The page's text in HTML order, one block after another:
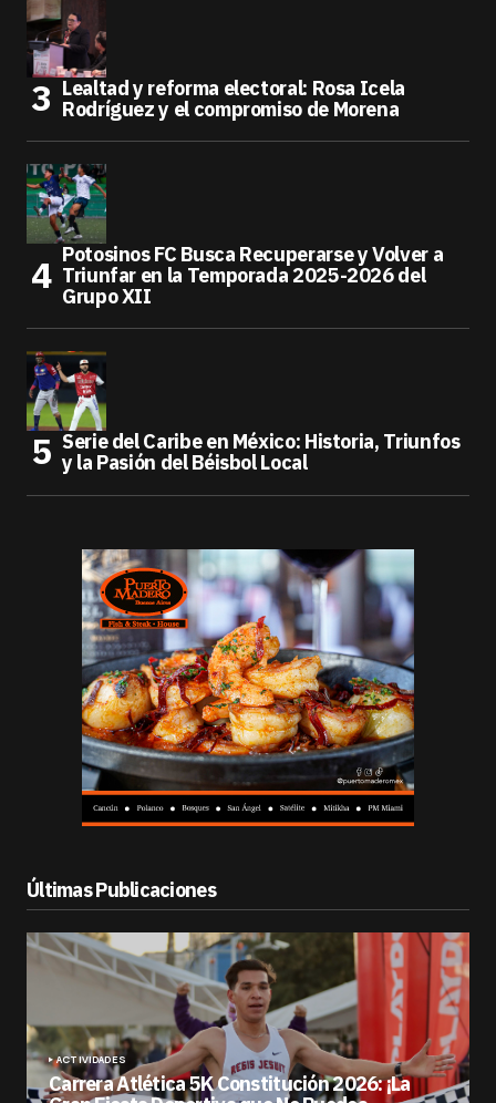
Lealtad y reforma electoral: Rosa Icela
Rodríguez y el compromiso de Morena
Potosinos FC Busca Recuperarse y Volver a
Triunfar en la Temporada 2025-2026 del
Grupo XII
Serie del Caribe en México: Historia, Triunfos
y la Pasión del Béisbol Local
Últimas Publicaciones
ACTIVIDADES
Carrera Atlética 5K Constitución 2026: ¡La